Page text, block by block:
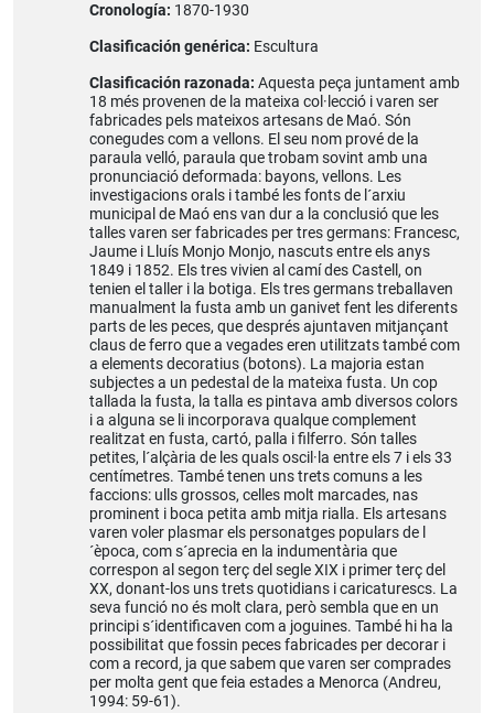
Cronología: 1870-1930
Clasificación genérica: Escultura
Clasificación razonada: Aquesta peça juntament amb
18 més provenen de la mateixa col·lecció i varen ser
fabricades pels mateixos artesans de Maó. Són
conegudes com a vellons. El seu nom prové de la
paraula velló, paraula que trobam sovint amb una
pronunciació deformada: bayons, vellons. Les
investigacions orals i també les fonts de l´arxiu
municipal de Maó ens van dur a la conclusió que les
talles varen ser fabricades per tres germans: Francesc,
Jaume i Lluís Monjo Monjo, nascuts entre els anys
1849 i 1852. Els tres vivien al camí des Castell, on
tenien el taller i la botiga. Els tres germans treballaven
manualment la fusta amb un ganivet fent les diferents
parts de les peces, que després ajuntaven mitjançant
claus de ferro que a vegades eren utilitzats també com
a elements decoratius (botons). La majoria estan
subjectes a un pedestal de la mateixa fusta. Un cop
tallada la fusta, la talla es pintava amb diversos colors
i a alguna se li incorporava qualque complement
realitzat en fusta, cartó, palla i filferro. Són talles
petites, l´alçària de les quals oscil·la entre els 7 i els 33
centímetres. També tenen uns trets comuns a les
faccions: ulls grossos, celles molt marcades, nas
prominent i boca petita amb mitja rialla. Els artesans
varen voler plasmar els personatges populars de l
´època, com s´aprecia en la indumentària que
correspon al segon terç del segle XIX i primer terç del
XX, donant-los uns trets quotidians i caricaturescs. La
seva funció no és molt clara, però sembla que en un
principi s´identificaven com a joguines. També hi ha la
possibilitat que fossin peces fabricades per decorar i
com a record, ja que sabem que varen ser comprades
per molta gent que feia estades a Menorca (Andreu,
1994: 59-61).